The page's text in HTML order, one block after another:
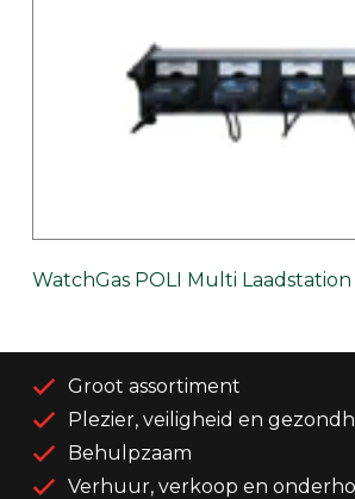
WatchGas POLI Multi Laadstation
Groot assortiment
Plezier, veiligheid en
Behulpzaam
Verhuur, verkoop en